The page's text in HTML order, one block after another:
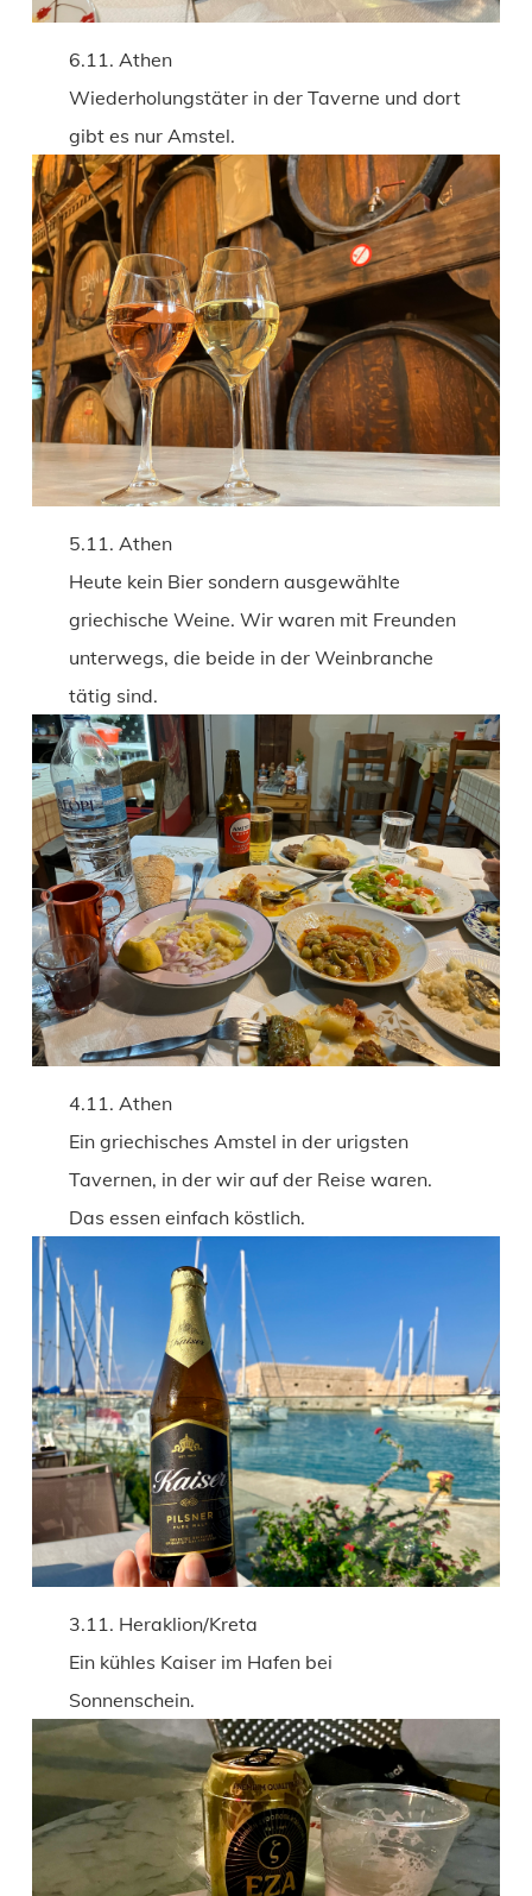
6.11. Athen
Wiederholungstäter in der Taverne und dort
gibt es nur Amstel.
5.11. Athen
Heute kein Bier sondern ausgewählte
griechische Weine. Wir waren mit Freunden
unterwegs, die beide in der Weinbranche
tätig sind.
4.11. Athen
Ein griechisches Amstel in der urigsten
Tavernen, in der wir auf der Reise waren.
Das essen einfach köstlich.
3.11. Heraklion/Kreta
Ein kühles Kaiser im Hafen bei
Sonnenschein.